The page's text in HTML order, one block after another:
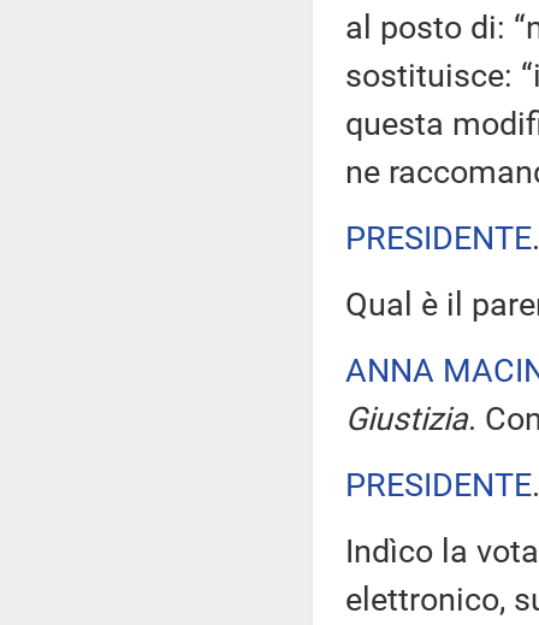
al posto di:
sostituisce:
questa
ne
PRESIDENTE
Qual è il
ANNA
Giustizia.
PRESIDENTE
Indìco la
elettronico,